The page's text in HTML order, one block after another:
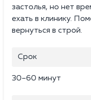
застолья, но нет
ехать в клинику.
вернуться в строй.
Срок
30–60 минут